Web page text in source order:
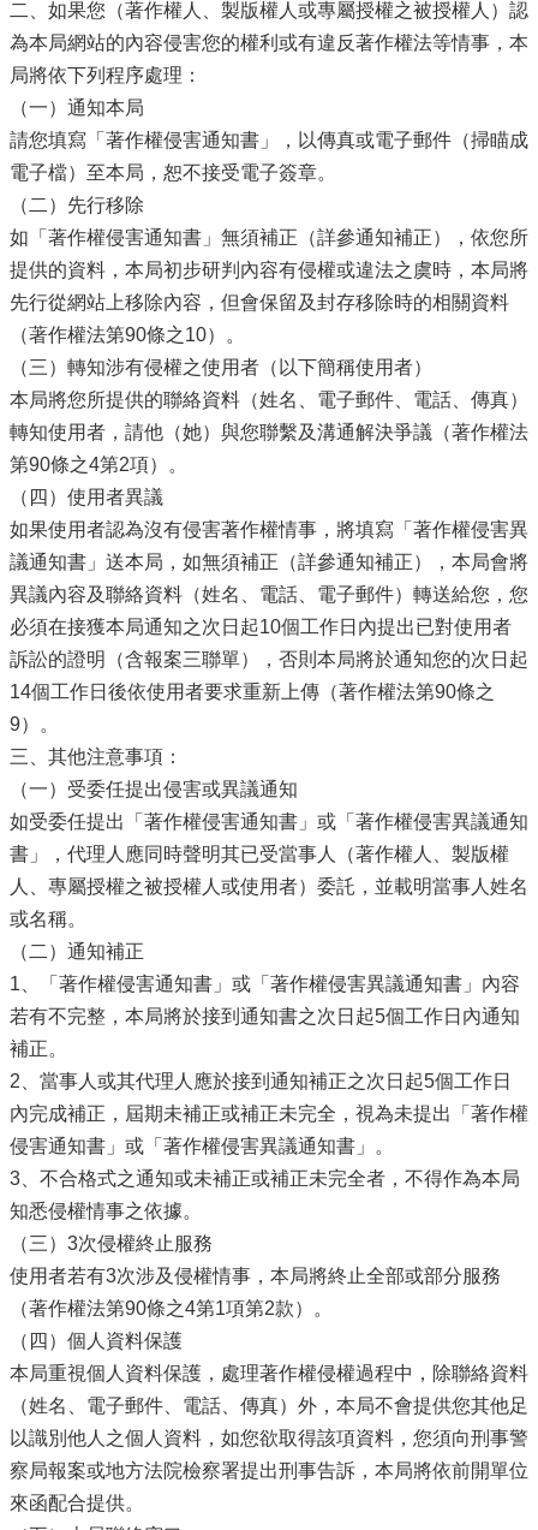
二、如果您（著作權人、製版權人或專屬授權之被授權人）認
為本局網站的內容侵害您的權利或有違反著作權法等情事，本
局將依下列程序處理：
（一）通知本局
請您填寫「著作權侵害通知書」，以傳真或電子郵件（掃瞄成
電子檔）至本局，恕不接受電子簽章。
（二）先行移除
如「著作權侵害通知書」無須補正（詳參通知補正），依您所
提供的資料，本局初步研判內容有侵權或違法之虞時，本局將
先行從網站上移除內容，但會保留及封存移除時的相關資料
（著作權法第90條之10）。
（三）轉知涉有侵權之使用者（以下簡稱使用者）
本局將您所提供的聯絡資料（姓名、電子郵件、電話、傳真）
轉知使用者，請他（她）與您聯繫及溝通解決爭議（著作權法
第90條之4第2項）。
（四）使用者異議
如果使用者認為沒有侵害著作權情事，將填寫「著作權侵害異
議通知書」送本局，如無須補正（詳參通知補正），本局會將
異議內容及聯絡資料（姓名、電話、電子郵件）轉送給您，您
必須在接獲本局通知之次日起10個工作日內提出已對使用者
訴訟的證明（含報案三聯單），否則本局將於通知您的次日起
14個工作日後依使用者要求重新上傳（著作權法第90條之
9）。
三、其他注意事項：
（一）受委任提出侵害或異議通知
如受委任提出「著作權侵害通知書」或「著作權侵害異議通知
書」，代理人應同時聲明其已受當事人（著作權人、製版權
人、專屬授權之被授權人或使用者）委託，並載明當事人姓名
或名稱。
（二）通知補正
1、「著作權侵害通知書」或「著作權侵害異議通知書」內容
若有不完整，本局將於接到通知書之次日起5個工作日內通知
補正。
2、當事人或其代理人應於接到通知補正之次日起5個工作日
內完成補正，屆期未補正或補正未完全，視為未提出「著作權
侵害通知書」或「著作權侵害異議通知書」。
3、不合格式之通知或未補正或補正未完全者，不得作為本局
知悉侵權情事之依據。
（三）3次侵權終止服務
使用者若有3次涉及侵權情事，本局將終止全部或部分服務
（著作權法第90條之4第1項第2款）。
（四）個人資料保護
本局重視個人資料保護，處理著作權侵權過程中，除聯絡資料
（姓名、電子郵件、電話、傳真）外，本局不會提供您其他足
以識別他人之個人資料，如您欲取得該項資料，您須向刑事警
察局報案或地方法院檢察署提出刑事告訴，本局將依前開單位
來函配合提供。